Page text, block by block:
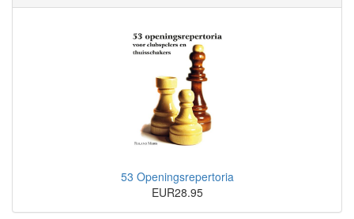
53 Openingsrepertoria
EUR28.95